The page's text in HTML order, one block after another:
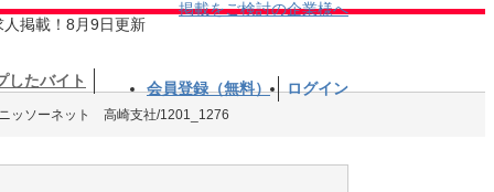
人掲載！8月9日更新
掲載をご検討の企業様へ
したバイト 会員登録（無料） ログイン
ッソーネット 高崎支社/1201_1276